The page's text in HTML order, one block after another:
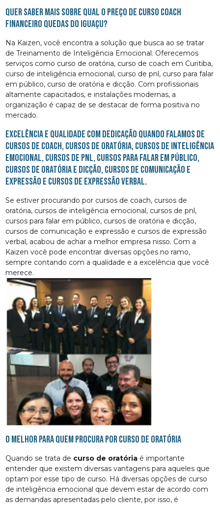
Quer saber mais sobre qual o preço de curso coach
financeiro Quedas do Iguaçu?
Na Kaizen, você encontra a solução que busca ao se tratar
de Treinamento de Inteligência Emocional. Oferecemos
serviços como curso de oratória, curso de coach em Curitiba,
curso de inteligência emocional, curso de pnl, curso para falar
em público, curso de oratória e dicção. Com profissionais
altamente capacitados, e instalações modernas, a
organização é capaz de se destacar de forma positiva no
mercado.
Excelência e qualidade com dedicação quando falamos de
cursos de coach, cursos de oratória, cursos de inteligência
emocional, cursos de pnl, cursos para falar em público,
cursos de oratória e dicção, cursos de comunicação e
expressão e cursos de expressão verbal.
Se estiver procurando por cursos de coach, cursos de
oratória, cursos de inteligência emocional, cursos de pnl,
cursos para falar em público, cursos de oratória e dicção,
cursos de comunicação e expressão e cursos de expressão
verbal, acabou de achar a melhor empresa nisso. Com a
Kaizen você pode encontrar diversas opções no ramo,
sempre contando com a qualidade e a excelência que você
merece.
O melhor para quem procura por curso de oratória
Quando se trata de curso de oratória é importante
entender que existem diversas vantagens para aqueles que
optam por esse tipo de curso. Há diversas opções de curso
de inteligência emocional que devem estar de acordo com
as demandas apresentadas pelo cliente, por isso, é